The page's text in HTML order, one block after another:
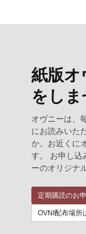
紙版オ
をしま
オヴニーは、
にお読みいた
か。お近くに
す。 お申し込
ーのオリジナ
定期購読のお
OVNI配布場所